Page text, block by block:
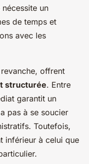
un
de temps et
avec les
offrent
structurée. Entre
garantit un
pas à se soucier
Toutefois,
inférieur à celui que